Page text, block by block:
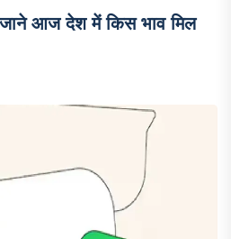
आज देश में किस भाव मिल